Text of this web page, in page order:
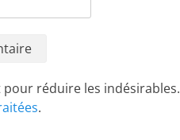
pour réduire les indésirables.
.